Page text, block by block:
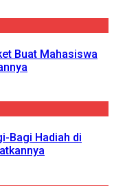
Buat Mahasiswa
Bagi Hadiah di